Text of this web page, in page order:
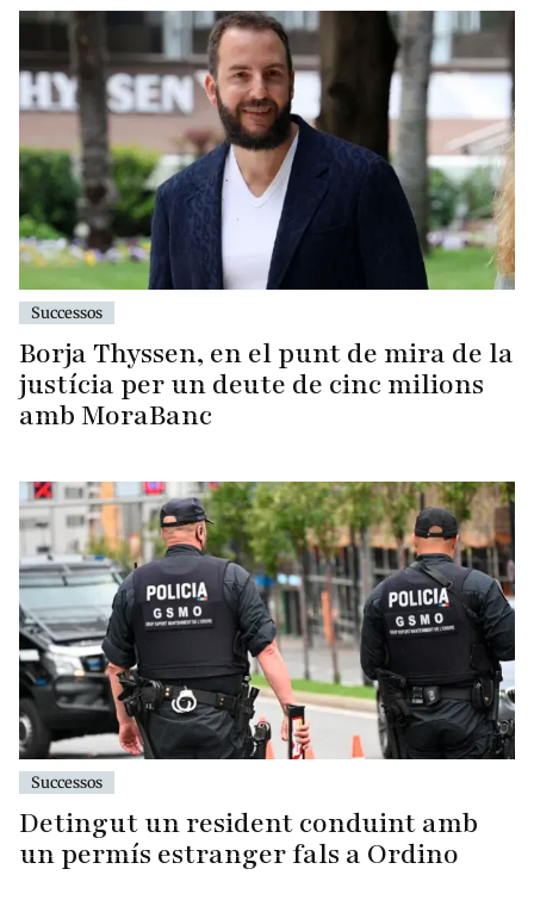
Successos
Borja Thyssen, en el punt de mira de la
justícia per un deute de cinc milions
amb MoraBanc
Successos
Detingut un resident conduint amb
un permís estranger fals a Ordino